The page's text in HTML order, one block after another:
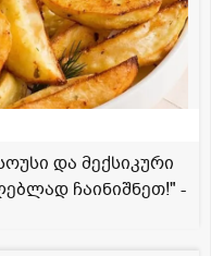
და მექსიკური
ჩაინიშნეთ!" -